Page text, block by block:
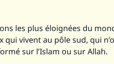
les plus éloignées du
qui vivent au pôle sud, qui
sur l’Islam ou sur Allah.